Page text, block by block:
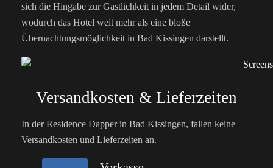
sich die Hingabe zur Gastlichkeit in jedem Detail wider,
wodurch das Hotel weit mehr als eine bloße
Übernachtungsmöglichkeit in Bad Kissingen darstellt.
Versandkosten & Lieferzeiten
In der Residence Dapper in Bad Kissingen, fallen keine
Versandkosten und Lieferzeiten an.